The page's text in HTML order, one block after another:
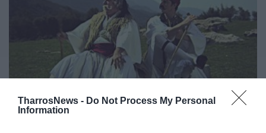
TharrosNews - Do Not Process My Personal
Information